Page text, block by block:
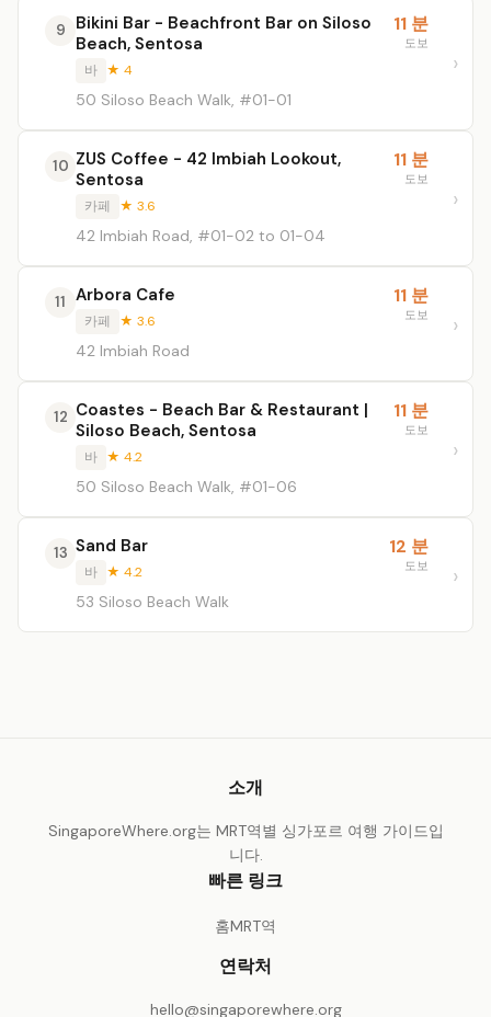
9
Bikini Bar - Beachfront Bar on Siloso
Beach, Sentosa
바 ★ 4
50 Siloso Beach Walk, #01-01
11 분
도보
10 ZUS Coffee - 42 Imbiah Lookout,
Sentosa
카페 ★ 3.6
42 Imbiah Road, #01-02 to 01-04
11 분
도보
11 Arbora Cafe
카페 ★ 3.6
42 Imbiah Road
11 분
도보
12 Coastes - Beach Bar & Restaurant |
Siloso Beach, Sentosa
바 ★ 4.2
50 Siloso Beach Walk, #01-06
11 분
도보
13 Sand Bar
바 ★ 4.2
53 Siloso Beach Walk
12 분
도보
소개
SingaporeWhere.org는 MRT역별 싱가포르 여행 가이드입
니다.
빠른 링크
홈MRT역
연락처
hello@singaporewhere.org